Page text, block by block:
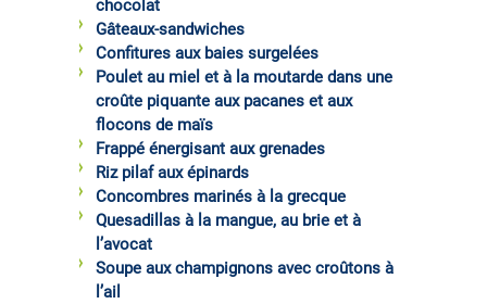
chocolat
Gâteaux-sandwiches
Confitures aux baies surgelées
Poulet au miel et à la moutarde dans une
croûte piquante aux pacanes et aux
flocons de maïs
Frappé énergisant aux grenades
Riz pilaf aux épinards
Concombres marinés à la grecque
Quesadillas à la mangue, au brie et à
l’avocat
Soupe aux champignons avec croûtons à
l’ail